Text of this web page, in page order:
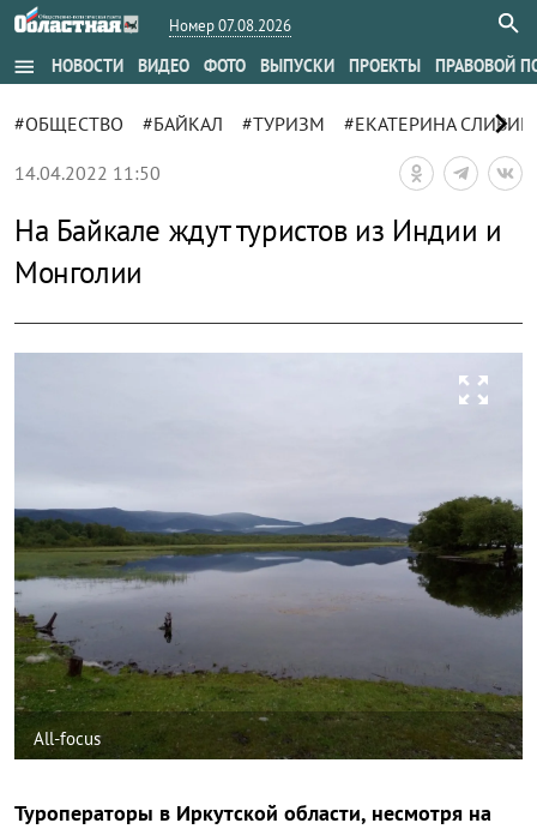
Номер 07.08.2026
menu НОВОСТИ ВИДЕО ФОТО ВЫПУСКИ ПРОЕКТЫ ПРАВОВОЙ
#ОБЩЕСТВО #БАЙКАЛ #ТУРИЗМ #ЕКАТЕРИНА chevron_right
14.04.2022 11:50
На Байкале ждут туристов из Индии и
Монголии
zoom_out_map
All-focus
Туроператоры в Иркутской области, несмотря на